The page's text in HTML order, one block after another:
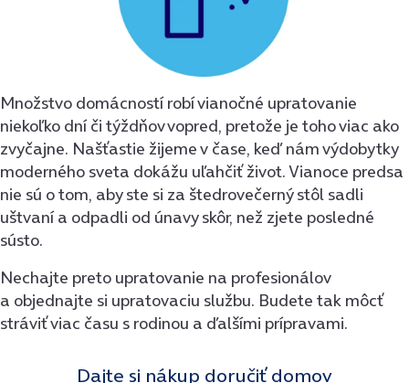
Množstvo domácností robí vianočné upratovanie
niekoľko dní či týždňov vopred, pretože je toho viac ako
zvyčajne. Našťastie žijeme v čase, keď nám výdobytky
moderného sveta dokážu uľahčiť život. Vianoce predsa
nie sú o tom, aby ste si za štedrovečerný stôl sadli
uštvaní a odpadli od únavy skôr, než zjete posledné
sústo.
Nechajte preto upratovanie na profesionálov
a objednajte si upratovaciu službu. Budete tak môcť
stráviť viac času s rodinou a ďalšími prípravami.
Dajte si nákup doručiť domov